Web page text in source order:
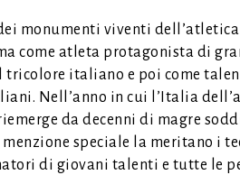
monumenti viventi
come atleta protagonista di
italiano e poi come
Nell’anno in cui l’Italia
da decenni di magre
speciale la meritano i
di giovani talenti e tutte le